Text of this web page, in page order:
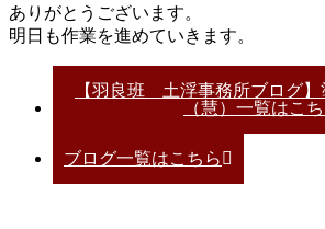
ありがとうございます。
明日も作業を進めていきます。
【羽良班 土浮事務所ブログ
（慧）一覧はこ
ブログ一覧はこちら